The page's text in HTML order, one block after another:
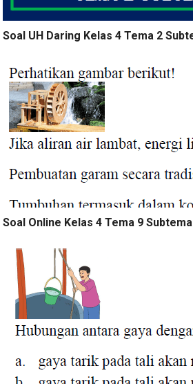
Soal UH Daring Kelas 4 Tema 2
Soal Online Kelas 4 Tema 9 Subtema